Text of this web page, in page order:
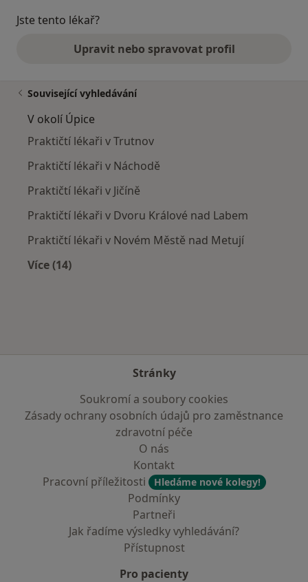
Jste tento lékař?
Upravit nebo spravovat profil
Související vyhledávání
V okolí Úpice
Praktičtí lékaři v Trutnov
Praktičtí lékaři v Náchodě
Praktičtí lékaři v Jičíně
Praktičtí lékaři v Dvoru Králové nad Labem
Praktičtí lékaři v Novém Městě nad Metují
Více (14)
Stránky
Soukromí a soubory cookies
Zásady ochrany osobních údajů pro zaměstnance
zdravotní péče
O nás
Kontakt
Pracovní příležitosti
Hledáme nové kolegy!
Podmínky
Partneři
Jak řadíme výsledky vyhledávání?
Přístupnost
Pro pacienty